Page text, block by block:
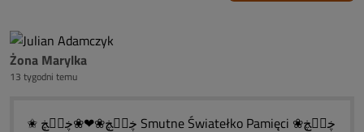
Żona Marylka
13 tygodni temu
✬ ڿڰۣڿ❀❤❀ڿڰۣڿ Smutne Światełko Pamięci ڿڰۣڿ❀